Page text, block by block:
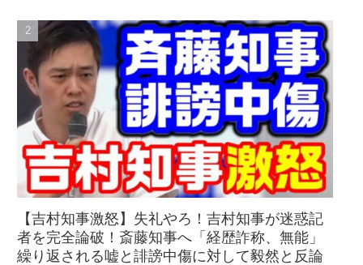
【吉村知事激怒】失礼やろ！吉村知事が迷惑記
者を完全論破！斎藤知事へ「経歴詐称、無能」
繰り返される嘘と誹謗中傷に対して毅然と反論